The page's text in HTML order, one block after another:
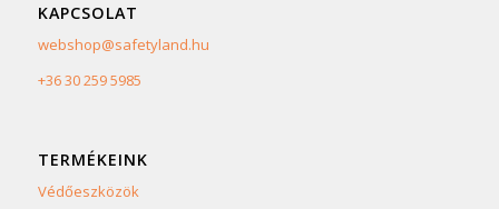
KAPCSOLAT
webshop@safetyland.hu
+36 30 259 5985
TERMÉKEINK
Védőeszközök